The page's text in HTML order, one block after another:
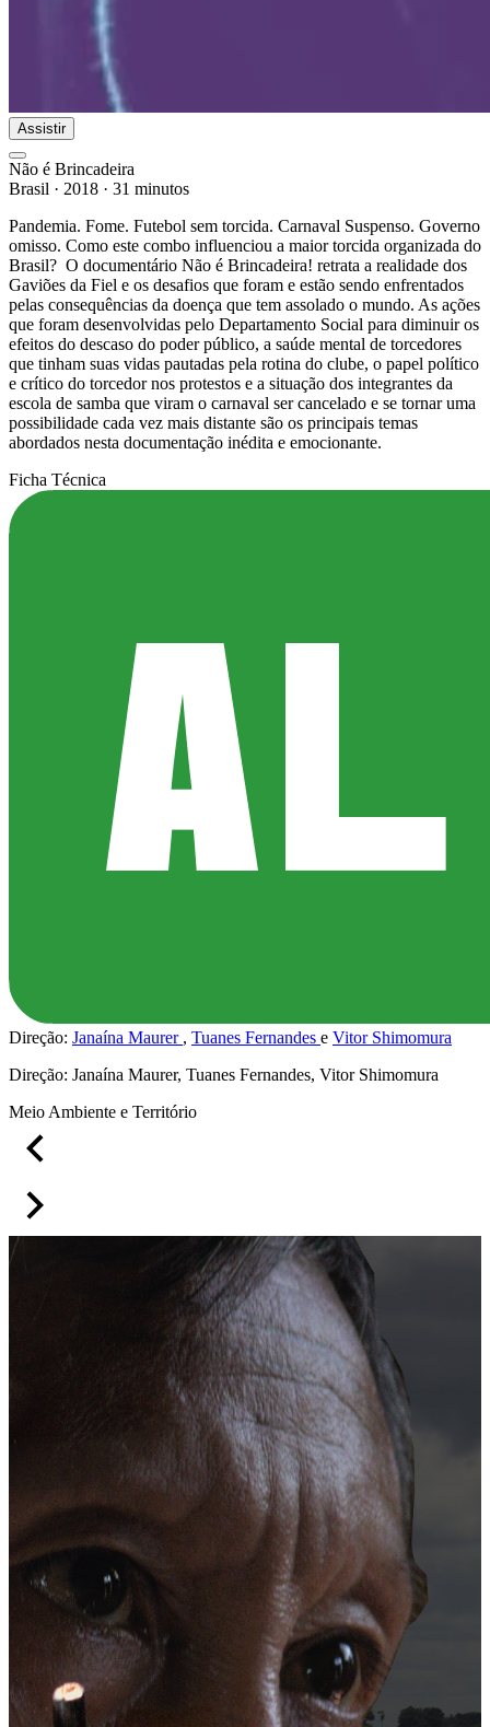
Assistir
Não é Brincadeira
Brasil · 2018 · 31 minutos
Pandemia. Fome. Futebol sem torcida. Carnaval Suspenso. Governo
omisso. Como este combo influenciou a maior torcida organizada do
Brasil? O documentário Não é Brincadeira! retrata a realidade dos
Gaviões da Fiel e os desafios que foram e estão sendo enfrentados
pelas consequências da doença que tem assolado o mundo. As ações
que foram desenvolvidas pelo Departamento Social para diminuir os
efeitos do descaso do poder público, a saúde mental de torcedores
que tinham suas vidas pautadas pela rotina do clube, o papel político
e crítico do torcedor nos protestos e a situação dos integrantes da
escola de samba que viram o carnaval ser cancelado e se tornar uma
possibilidade cada vez mais distante são os principais temas
abordados nesta documentação inédita e emocionante.
Ficha Técnica
Direção: Janaína Maurer Tuanes Fernandes
Vitor Shimomura
Direção: Janaína Maurer, Tuanes Fernandes, Vitor Shimomura
Meio Ambiente e Território